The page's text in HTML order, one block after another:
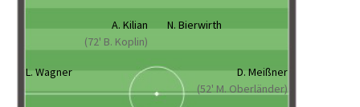
A. Kilian
(72' B. Koplin)
N. Bierwirth
L. Wagner
D. Meißner
(52' M. Oberländer)